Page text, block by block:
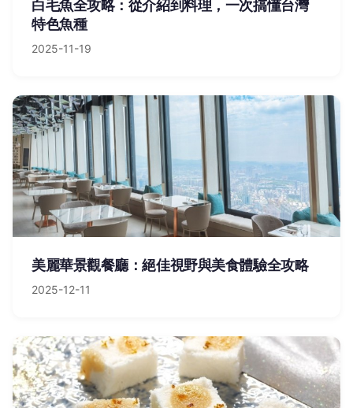
白毛魚全攻略：從介紹到料理，一次搞懂台灣
特色魚種
2025-11-19
美麗華景觀餐廳：絕佳視野與美食體驗全攻略
2025-12-11